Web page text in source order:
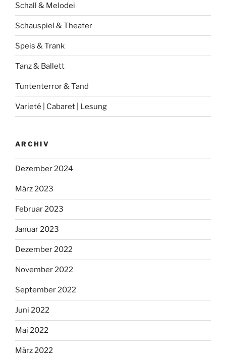
Schall & Melodei
Schauspiel & Theater
Speis & Trank
Tanz & Ballett
Tuntenterror & Tand
Varieté | Cabaret | Lesung
ARCHIV
Dezember 2024
März 2023
Februar 2023
Januar 2023
Dezember 2022
November 2022
September 2022
Juni 2022
Mai 2022
März 2022